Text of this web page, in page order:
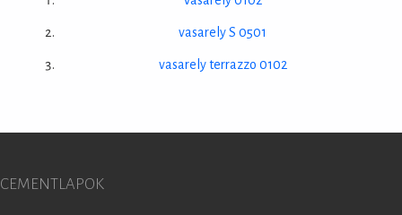
vasarely S 0501
vasarely terrazzo 0102
CEMENTLAPOK